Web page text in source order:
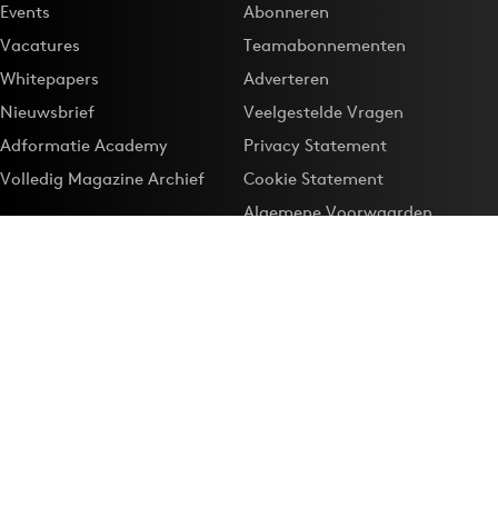
Events
Vacatures
Whitepapers
Nieuwsbrief
Adformatie Academy
Volledig Magazine Archief
Abonneren
Teamabonnementen
Adverteren
Veelgestelde Vragen
Privacy Statement
Cookie Statement
Algemene Voorwaarden